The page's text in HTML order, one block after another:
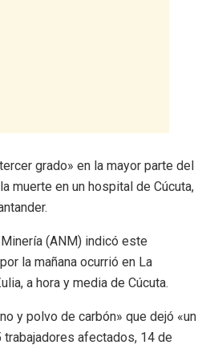
grado» en la mayor parte del
muerte en un hospital de Cúcuta,
(ANM) indicó este
la mañana ocurrió en La
a hora y media de Cúcuta.
y polvo de carbón» que dejó «un
afectados, 14 de